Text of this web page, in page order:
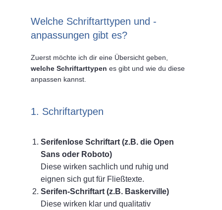
Welche Schriftarttypen und -
anpassungen gibt es?
Zuerst möchte ich dir eine Übersicht geben,
welche Schriftarttypen es gibt und wie du diese
anpassen kannst.
1. Schriftartypen
Serifenlose Schriftart (z.B. die Open
Sans oder Roboto)
Diese wirken sachlich und ruhig und
eignen sich gut für Fließtexte.
Serifen-Schriftart (z.B. Baskerville)
Diese wirken klar und qualitativ